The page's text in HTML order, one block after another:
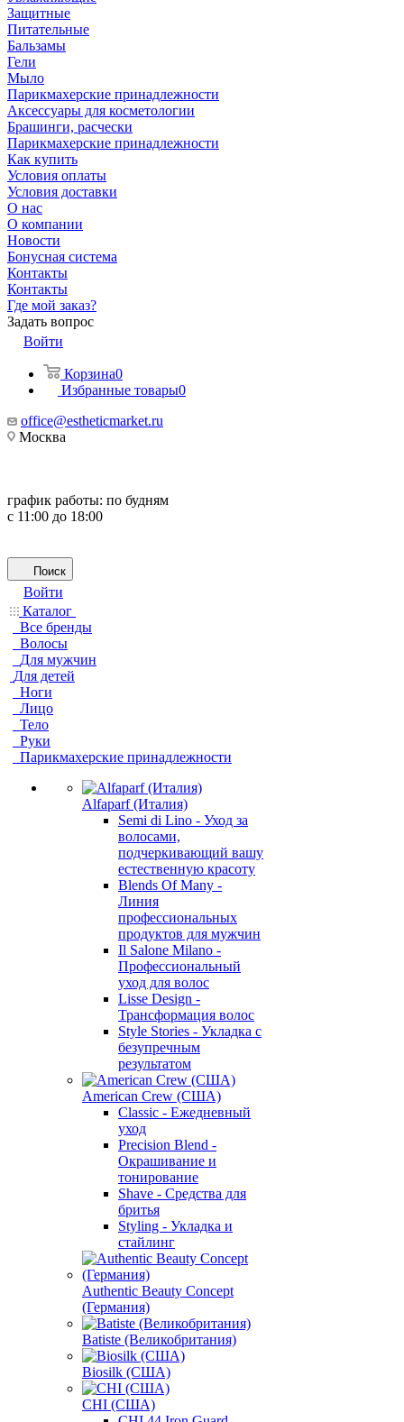
Защитные
Питательные
Бальзамы
Гели
Мыло
Парикмахерские принадлежности
Аксессуары для косметологии
Брашинги, расчески
Парикмахерские принадлежности
Как купить
Условия оплаты
Условия доставки
О нас
О компании
Новости
Бонусная система
Контакты
Контакты
Где мой заказ?
Задать вопрос
Войти
Корзина0
Избранные товары0
office@estheticmarket.ru
Москва
график работы: по будням
с 11:00 до 18:00
Поиск
Войти
Каталог
Все бренды
Волосы
Для мужчин
Для детей
Ноги
Лицо
Тело
Руки
Парикмахерские принадлежности
Alfaparf (Италия)
Semi di Lino - Уход за
волосами,
подчеркивающий вашу
естественную красоту
Blends Of Many -
Линия
профессиональных
продуктов для мужчин
Il Salone Milano -
Профессиональный
уход для волос
Lisse Design -
Трансформация волос
Style Stories - Укладка с
безупречным
результатом
American Crew (США)
Classic - Ежедневный
уход
Precision Blend -
Окрашивание и
тонирование
Shave - Средства для
бритья
Styling - Укладка и
стайлинг
Authentic Beauty Concept
(Германия)
Batiste (Великобритания)
Biosilk (США)
CHI (США)